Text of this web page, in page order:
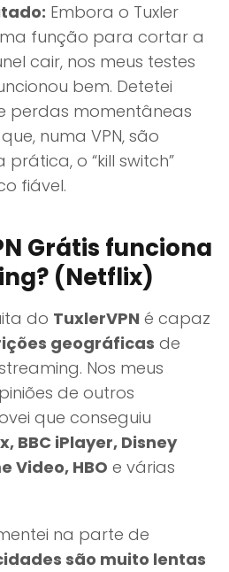
Embora o Tuxler
função para cortar a
cair, nos meus testes
bem. Detetei
perdas momentâneas
numa VPN, são
prática, o “kill switch”
fiável.
Grátis funciona
(Netflix)
do TuxlerVPN é capaz
geográficas de
Nos meus
de outros
que conseguiu
BBC iPlayer, Disney
Video, HBO e várias
na parte de
são muito lentas